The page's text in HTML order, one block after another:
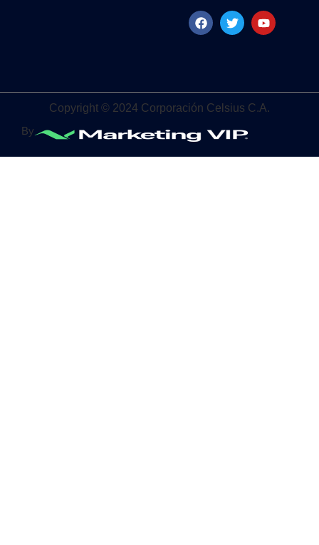
Copyright © 2024 Corporación Celsius C.A.
By